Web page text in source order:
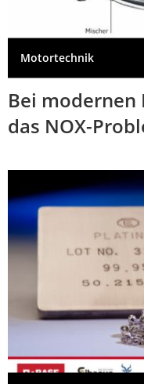
Motortechnik
Bei modernen
das NOX-